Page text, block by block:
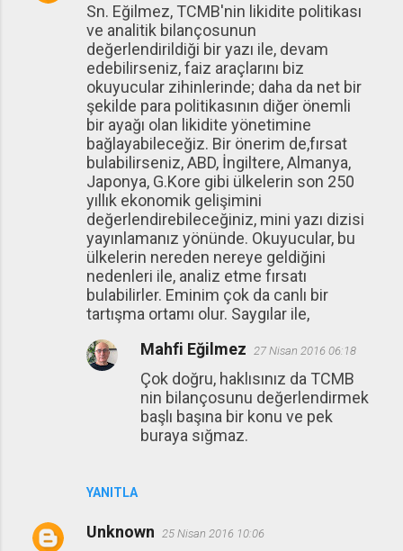
Sn. Eğilmez, TCMB'nin likidite politikası
ve analitik bilançosunun
değerlendirildiği bir yazı ile, devam
edebilirseniz, faiz araçlarını biz
okuyucular zihinlerinde; daha da net bir
şekilde para politikasının diğer önemli
bir ayağı olan likidite yönetimine
bağlayabileceğiz. Bir önerim de,fırsat
bulabilirseniz, ABD, İngiltere, Almanya,
Japonya, G.Kore gibi ülkelerin son 250
yıllık ekonomik gelişimini
değerlendirebileceğiniz, mini yazı dizisi
yayınlamanız yönünde. Okuyucular, bu
ülkelerin nereden nereye geldiğini
nedenleri ile, analiz etme fırsatı
bulabilirler. Eminim çok da canlı bir
tartışma ortamı olur. Saygılar ile,
YANITLA
Mahfi Eğilmez 27 Nisan 2016 06:18
Çok doğru, haklısınız da TCMB
nin bilançosunu değerlendirmek
başlı başına bir konu ve pek
buraya sığmaz.
Unknown 25 Nisan 2016 10:06